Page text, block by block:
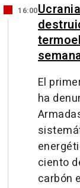
16:00
El
ha
ciento
carbón